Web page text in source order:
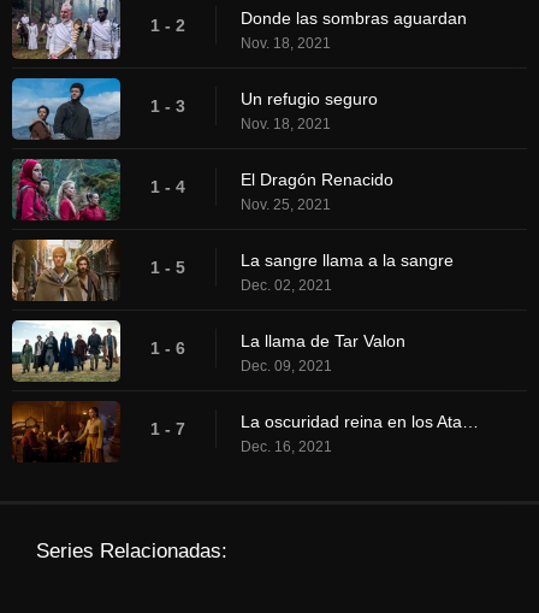
1 - 2 Donde las sombras aguardan
Nov. 18, 2021
1 - 3 Un refugio seguro
Nov. 18, 2021
1 - 4 El Dragón Renacido
Nov. 25, 2021
1 - 5 La sangre llama a la sangre
Dec. 02, 2021
1 - 6 La llama de Tar Valon
Dec. 09, 2021
1 - 7 La oscuridad reina en los Atajos
Dec. 16, 2021
Series Relacionadas: